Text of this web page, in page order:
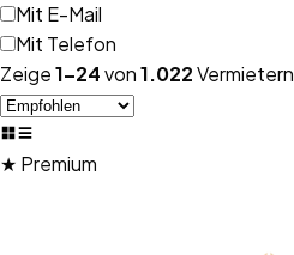
Mit E-Mail
Mit Telefon
Zeige1–24von1.022Vermietern
★ Premium